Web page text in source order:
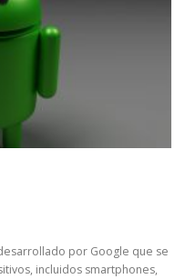
por Google que se
incluidos smartphones,